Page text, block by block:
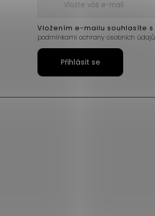
Vložením e-mailu souhlasíte s
podmínkami ochrany osobních údajů
Přihlásit se